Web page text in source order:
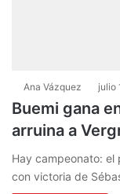
Ana Vázquez julio
Buemi gana
arruina a
Hay campeonato: el
con victoria de